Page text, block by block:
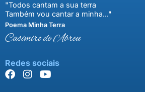
"Todos cantam a sua terra
Também vou cantar a minha..."
Poema Minha Terra
Casimiro de Abreu
Redes sociais